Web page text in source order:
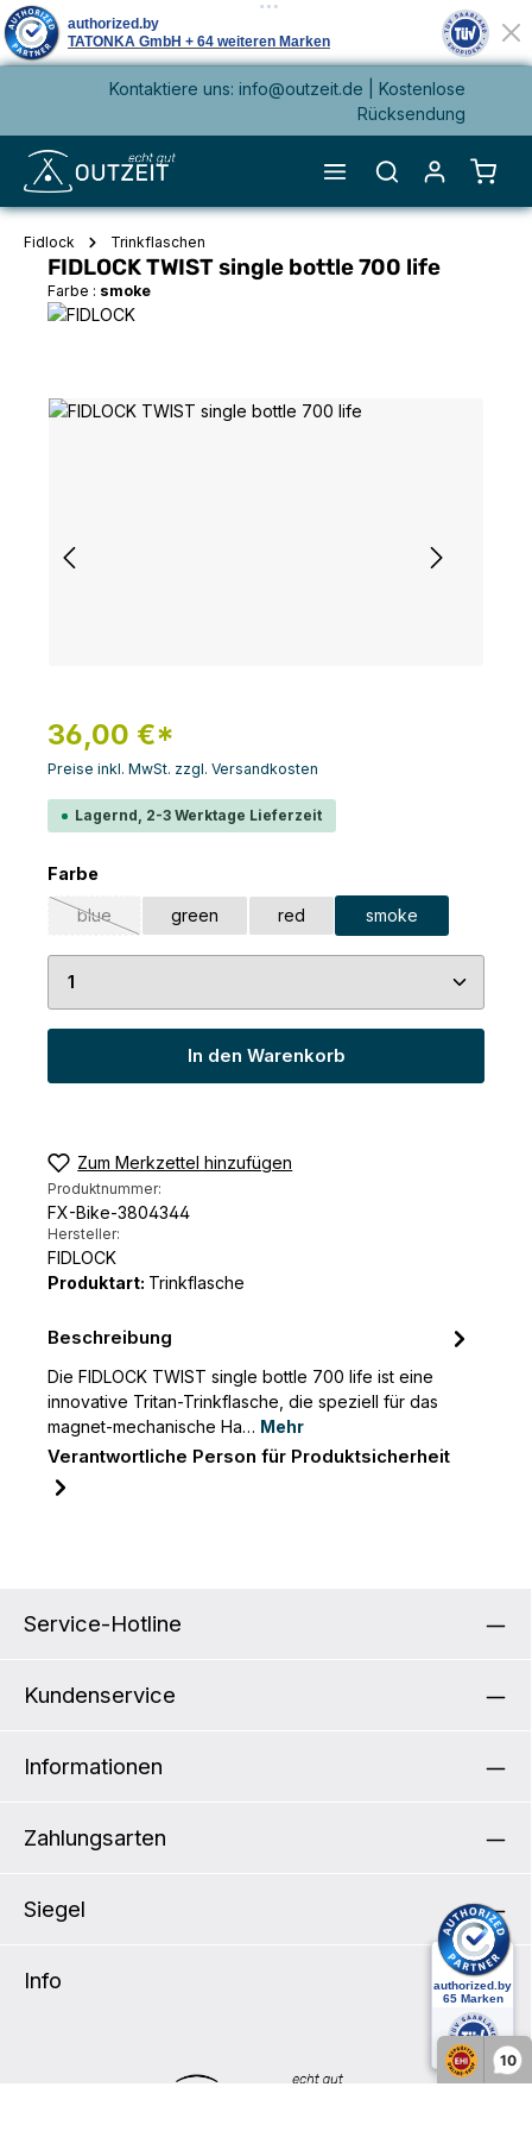
10
springenKontaktiere uns: info@outzeit.de | Kostenlose
Rücksendung
Fidlock Trinkflaschen
FIDLOCK TWIST single bottle 700 life
Farbe : smoke
Bildergalerie überspringen
36,00 €*
Preise inkl. MwSt. zzgl. Versandkosten
Lagernd, 2-3 Werktage Lieferzeit
Farbeauswählen
blue
(Diese Option ist zurzeit nicht verfügbar.)
green red smoke
Produkt Anzahl: Gib den gewünschten Wert
In den Warenkorb
Zum Merkzettel hinzufügen
Produktnummer:
FX-Bike-3804344
Hersteller:
FIDLOCK
Produktart: Trinkflasche
Beschreibung
Die FIDLOCK TWIST single bottle 700 life ist eine
innovative Tritan-Trinkflasche, die speziell für das
magnet-mechanische Ha… Mehr
Verantwortliche Person für Produktsicherheit
Service-Hotline
Kundenservice
Informationen
Zahlungsarten
Siegel
Info